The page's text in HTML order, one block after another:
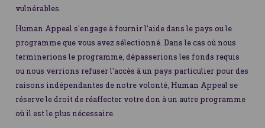
vulnérables.
Human Appeal s'engage à fournir l'aide dans le pays ou le
programme que vous avez sélectionné. Dans le cas où nous
terminerions le programme, dépasserions les fonds requis
ou nous verrions refuser l'accès à un pays particulier pour des
raisons indépendantes de notre volonté, Human Appeal se
réserve le droit de réaffecter votre don à un autre programme
où il est le plus nécessaire.